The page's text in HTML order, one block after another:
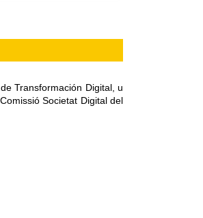
Transformación Digital, u
Societat Digital del